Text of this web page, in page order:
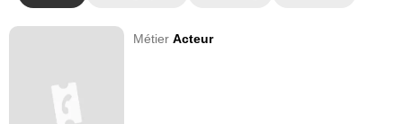
MétierActeur